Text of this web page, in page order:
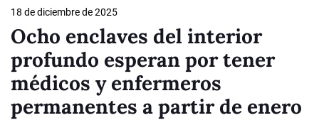
18 de diciembre de 2025
Ocho enclaves del interior
profundo esperan por tener
médicos y enfermeros
permanentes a partir de enero